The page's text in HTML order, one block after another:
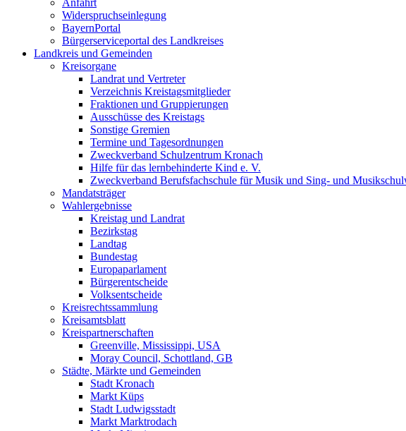
Anfahrt
Widerspruchseinlegung
BayernPortal
Bürgerserviceportal des Landkreises
Landkreis und Gemeinden
Kreisorgane
Landrat und Vertreter
Verzeichnis Kreistagsmitglieder
Fraktionen und Gruppierungen
Ausschüsse des Kreistags
Sonstige Gremien
Termine und Tagesordnungen
Zweckverband Schulzentrum Kronach
Hilfe für das lernbehinderte Kind e. V.
Zweckverband Berufsfachschule für Musik und Sing- und
Mandatsträger
Wahlergebnisse
Kreistag und Landrat
Bezirkstag
Landtag
Bundestag
Europaparlament
Bürgerentscheide
Volksentscheide
Kreisrechtssammlung
Kreisamtsblatt
Kreispartnerschaften
Greenville, Mississippi, USA
Moray Council, Schottland, GB
Städte, Märkte und Gemeinden
Stadt Kronach
Markt Küps
Stadt Ludwigsstadt
Markt Marktrodach